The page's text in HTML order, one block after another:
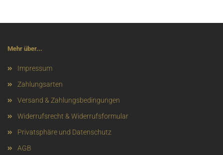
Mehr über...
Impressum
Zahlungsarten
Versand & Zahlungsbedingungen
Widerrufsrecht & Widerrufsformular
Privatsphäre und Datenschutz
AGB